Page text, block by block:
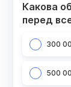
Какова
перед
300
500